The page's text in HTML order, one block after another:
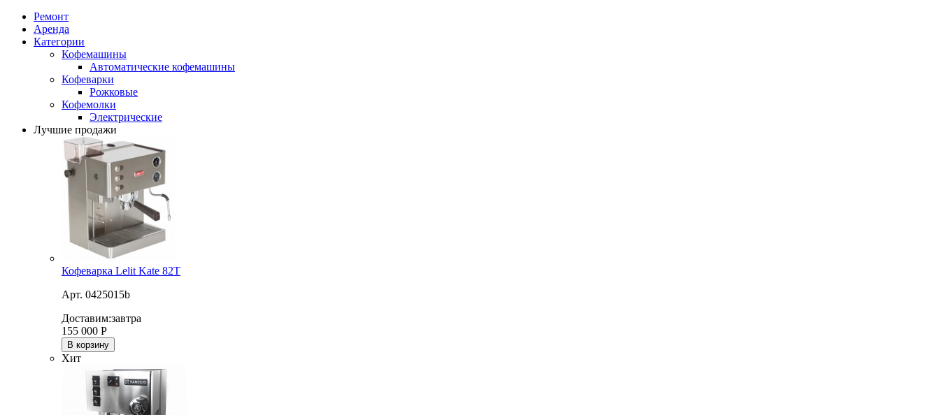
Ремонт
Аренда
Категории
Кофемашины
Автоматические кофемашины
Кофеварки
Рожковые
Кофемолки
Электрические
Лучшие продажи
Кофеварка Lelit Kate 82T
Арт. 0425015b
Доставим:завтра
155 000 Р
В корзину
Хит